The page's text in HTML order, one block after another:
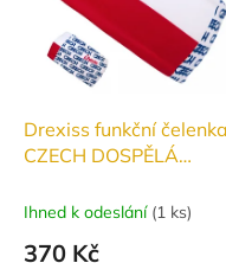
Drexiss funkční čelenka
CZECH DOSPĚLÁ
Ihned k odeslání (1 ks)
370 Kč